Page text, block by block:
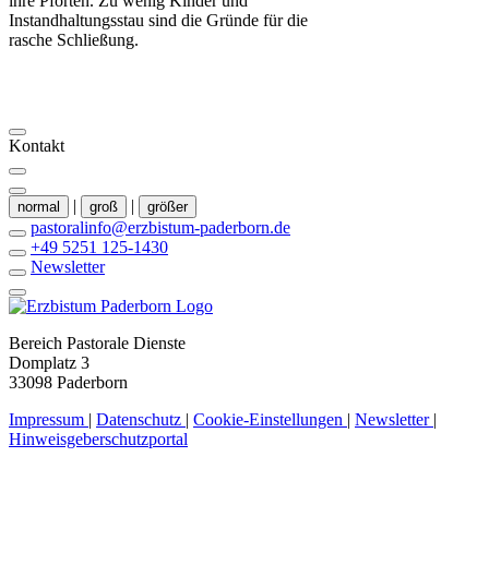
Instandhaltungsstau sind die Gründe für die
rasche Schließung.
Kontakt
normal | groß | größer
pastoralinfo@erzbistum-paderborn.de
+49 5251 125-1430
Newsletter
Bereich Pastorale Dienste
Domplatz 3
33098 Paderborn
Impressum | Datenschutz | Cookie-Einstellungen | Newsletter |
Hinweisgeberschutzportal